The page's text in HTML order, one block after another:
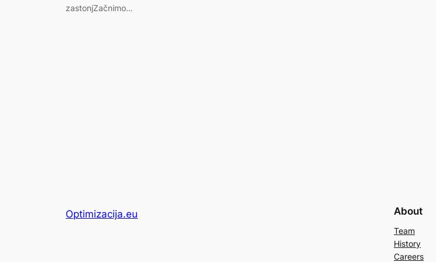
zastonjZačnimo…
Optimizacija.eu About
Team
History
Careers